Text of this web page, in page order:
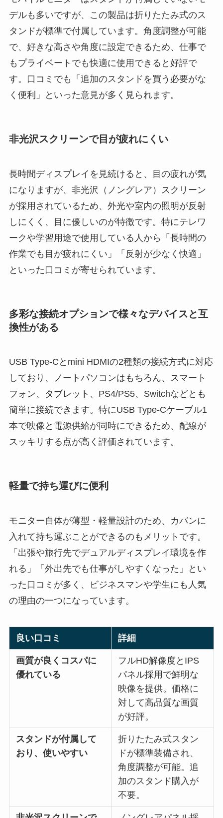
デルも多いですが、この製品は折りたたみ式のス
タンドが標準で付属しています。角度調整が可能
で、好きな高さや角度に設定できるため、仕事で
もプライベートでも快適に使用できると好評で
す。口コミでも「追加のスタンドを買う必要がな
く便利」といった意見が多く見られます。
非光沢スクリーンで目が疲れにくい
長時間ディスプレイを見続けると、目の疲れが気
になりますが、非光沢（ノングレア）スクリーン
が採用されているため、外光や室内の照明が反射
しにくく、目に優しいのが特徴です。特にテレワ
ークや学習用途で使用している人から「長時間の
作業でも目が疲れにくい」「反射が少なく快適」
といった口コミが寄せられています。
多彩な接続オプションで様々なデバイスと互
換性がある
USB Type-Cとmini HDMIの2種類の接続方式に対応
しており、ノートパソコンはもちろん、スマート
フォン、タブレット、PS4/PS5、Switchなどとも
簡単に接続できます。特にUSB Type-Cケーブル1
本で映像と電源供給が同時にできるため、配線が
スッキリする点が高く評価されています。
軽量で持ち運びに便利
モニター自体が薄型・軽量設計のため、カバンに
入れて持ち運ぶことができるのもメリットです。
「出張や旅行先でデュアルディスプレイ環境を作
れる」「外出先でも仕事がしやすくなった」とい
った口コミが多く、ビジネスマンや学生にも人気
の理由の一つになっています。
良い口コミ 詳細
画質が良くコスパに
優れている
フルHD解像度とIPS
パネル採用で鮮明な
映像を提供。価格に
対して高品質な画質
が好評。
スタンドが付属して
おり、使いやすい
折りたたみ式スタン
ドが標準装備され、
角度調整が可能。追
加のスタンド購入が
不要。